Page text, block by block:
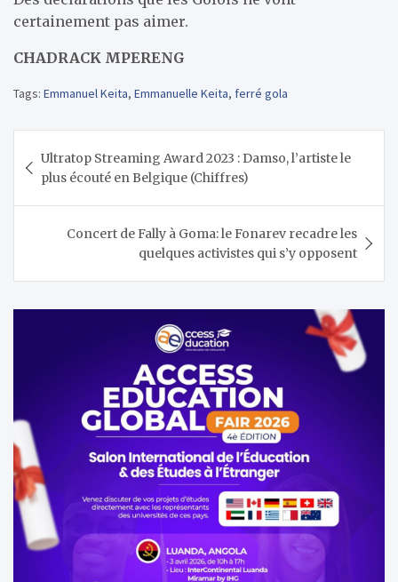
certainement pas aimer.
CHADRACK MPERENG
Tags: Emmanuel Keita, Emmanuelle Keita, ferré gola
de
l’article
Ultratop Streaming Award 2023 : Damso, l’artiste le
plus écouté en Belgique (Chiffres)
Concert de Fally à Goma: le Fonarev recadre les
quelques activistes qui s’y opposent